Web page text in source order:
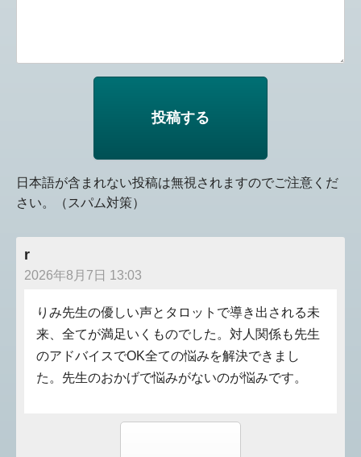
日本語が含まれない投稿は無視されますのでご注意くだ
さい。（スパム対策）
r
2026年8月7日 13:03
りみ先生の優しい声とタロットで導き出される未
来、全てが満足いくものでした。対人関係も先生
のアドバイスでOK全ての悩みを解決できまし
た。先生のおかげで悩みがないのが悩みです。